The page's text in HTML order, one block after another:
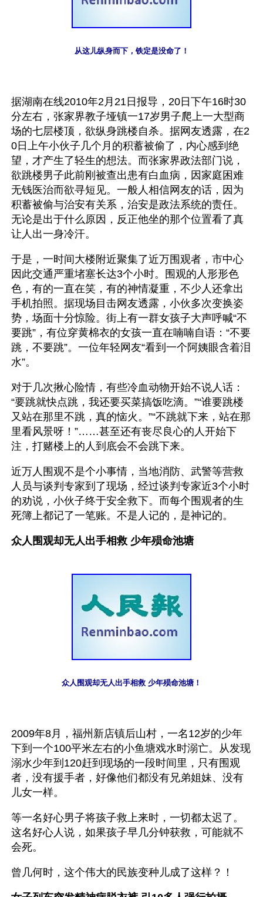
从这儿纵身而下，铁定是没命了！
据湖南在线2010年2月21日报导，20日下午16时30
分左右，张家界教子垭镇一17岁男子爬上一大型商
场的七层楼顶，欲纵身跳楼自杀。据网友透露，在2
0日上午小伙子几个月的积蓄被偷了，内心感到绝
望，才产生了轻生的想法。而张家界政法部门说，
欲跳楼男子此前刚被查出患有白血病，因家庭困难
无钱医治而欲寻短见。一般人相信网友的话，因为
积蓄被偷与治安有关系，治安是政法系统的责任。
无论是出于什么原因，反正他坐的那个位置看了真
让人出一身冷汗。
于是，一时间大楼附近聚集了近万围观者，市中心
因此交通严重堵塞长达3个小时。围观的人形形色
色，有的一直在笑，有的神情凝重，不少人还拿出
手机拍照。据现场目击网友透露，小伙多次变换姿
势，场面十分惊险。街上有一群女孩子大声呼喊“不
要跳”，有位穿黄棉衣的女孩一直在喃喃自语：“不要
跳，不要跳”。一位年轻网友“看到一个阿姨眼含着泪
水”。
对于几次揪心险情，有些冷血动物开始不说人话：
“要跳就快点跳，我还要买菜搞饭吃滴。”“谁要跳楼
又站在那里不跳，真的恼火。”“不跳就下来，站在那
里看风景呀！”……甚至还有丧尽良心的人开始下
注，打赌楼上的人到底会不会跳下来。
近万人围观不是个小事情，当地消防、武警等营救
人员与谈判专家到了现场，经过谈判专家近3个小时
的劝说，小伙子终于安全救下。而每个围观者的生
死簿上都记了一笔账。不是人记的，是神记的。
众人围观却无人出手相救 少年殒命池塘
众人围观却无人出手相救 少年殒命池塘！
2009年8月，福州新店镇后山村，一名12岁的少年
下到一个100平米左右的小鱼塘戏水时溺亡。从发现
溺水少年到120赶到现场的一段时间里，只有围观
者，没有援手者，好像他们都没有兄弟姐妹、没有
儿女一样。
等一名好心男子将孩子救上来时，一切都太迟了。
这名好心人说，如果孩子早几分钟获救，可能就不
会死。
曾几何时，这个伟大的民族变种儿成了这样？！